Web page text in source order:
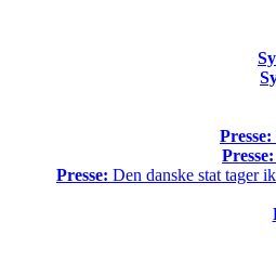
Presse:
Presse:
Presse: Den danske stat tager